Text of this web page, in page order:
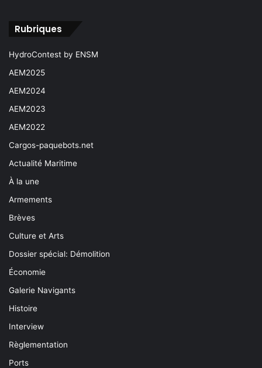
Rubriques
HydroContest by ENSM
AEM2025
AEM2024
AEM2023
AEM2022
Cargos-paquebots.net
Actualité Maritime
À la une
Armements
Brèves
Culture et Arts
Dossier spécial: Démolition
Économie
Galerie Navigants
Histoire
Interview
Règlementation
Ports